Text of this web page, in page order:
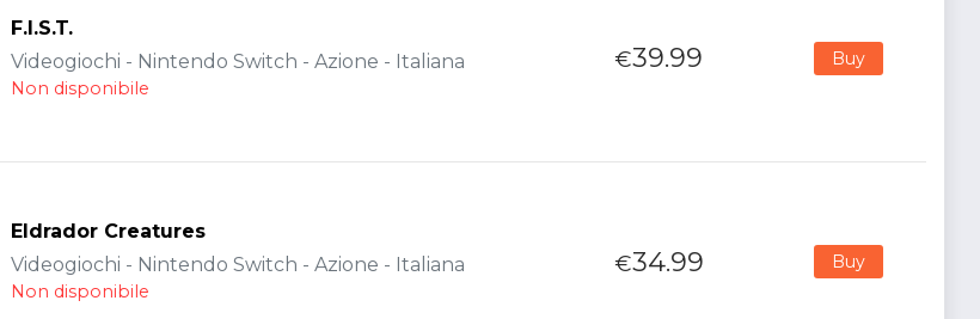
F.I.S.T.
Videogiochi - Nintendo Switch - Azione - Italiana
Non disponibile
€39.99 Buy
Eldrador Creatures
Videogiochi - Nintendo Switch - Azione - Italiana
Non disponibile
€34.99 Buy